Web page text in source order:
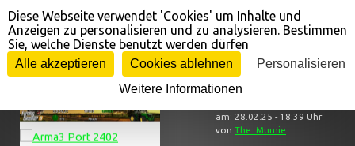
Gameserver ... ... Neuigkeiten
am: 28.02.25 - 18:39 Uhr
von The_Mumie
Cookie-Einstellungen
Diese Webseite verwendet 'Cookies' um Inhalte und
Anzeigen zu personalisieren und zu analysieren. Bestimmen
Sie, welche Dienste benutzt werden dürfen
Alle akzeptieren Cookies ablehnen
Personalisieren
Weitere Informationen